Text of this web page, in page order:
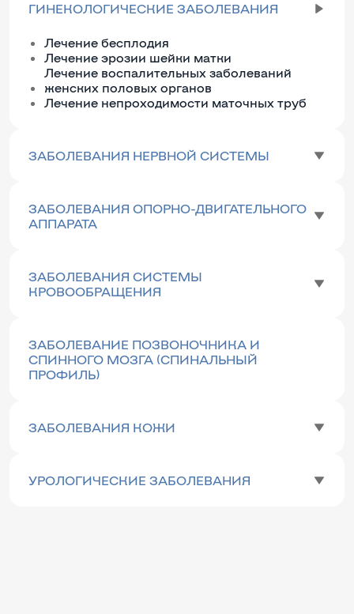
ГИНЕКОЛОГИЧЕСКИЕ ЗАБОЛЕВАНИЯ
Лечение бесплодия
Лечение эрозии шейки матки
Лечение воспалительных заболеваний
женских половых органов
Лечение непроходимости маточных труб
ЗАБОЛЕВАНИЯ НЕРВНОЙ СИСТЕМЫ
ЗАБОЛЕВАНИЯ ОПОРНО-ДВИГАТЕЛЬНОГО
АППАРАТА
ЗАБОЛЕВАНИЯ СИСТЕМЫ
КРОВООБРАЩЕНИЯ
ЗАБОЛЕВАНИЕ ПОЗВОНОЧНИКА И
СПИННОГО МОЗГА (СПИНАЛЬНЫЙ
ПРОФИЛЬ)
ЗАБОЛЕВАНИЯ КОЖИ
УРОЛОГИЧЕСКИЕ ЗАБОЛЕВАНИЯ